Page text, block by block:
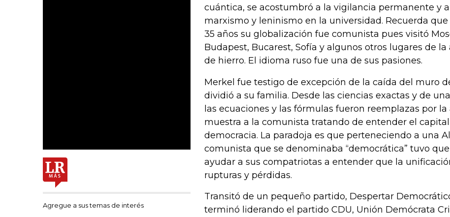
Agregue a sus temas de interés
cuántica, se acostumbró a la vigilancia permanente y
marxismo y leninismo en la universidad. Recuerda
35 años su globalización fue comunista pues visitó
Budapest, Bucarest, Sofía y algunos otros lugares de
de hierro. El idioma ruso fue una de sus pasiones.
Merkel fue testigo de excepción de la caída del muro
dividió a su familia. Desde las ciencias exactas y de
las ecuaciones y las fórmulas fueron reemplazas por
muestra a la comunista tratando de entender el
democracia. La paradoja es que perteneciendo a una
comunista que se denominaba “democrática” tuvo
ayudar a sus compatriotas a entender que la
rupturas y pérdidas.
Transitó de un pequeño partido, Despertar
terminó liderando el partido CDU, Unión Demócrata